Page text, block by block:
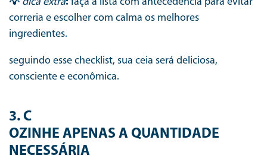
correria e escolher com calma os melhores
ingredientes.
seguindo esse checklist, sua ceia será deliciosa,
consciente e econômica.
3. C
OZINHE APENAS A QUANTIDADE
NECESSÁRIA